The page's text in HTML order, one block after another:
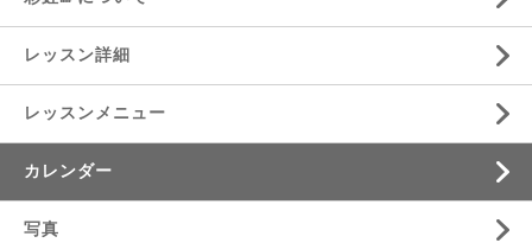
レッスン詳細
レッスンメニュー
カレンダー
写真